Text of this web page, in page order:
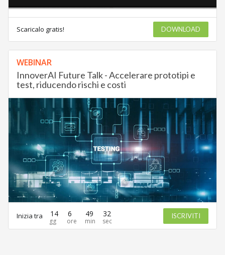
Scaricalo gratis! DOWNLOAD
WEBINAR
InnoverAI Future Talk - Accelerare prototipi e
test, riducendo rischi e costi
Inizia tra 14 6 49 32 ISCRIVITI